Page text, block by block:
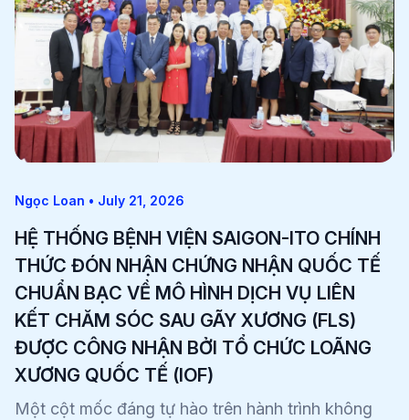
Ngọc Loan • July 21, 2026
HỆ THỐNG BỆNH VIỆN SAIGON-ITO CHÍNH
THỨC ĐÓN NHẬN CHỨNG NHẬN QUỐC TẾ
CHUẨN BẠC VỀ MÔ HÌNH DỊCH VỤ LIÊN
KẾT CHĂM SÓC SAU GÃY XƯƠNG (FLS)
ĐƯỢC CÔNG NHẬN BỞI TỔ CHỨC LOÃNG
XƯƠNG QUỐC TẾ (IOF)
Một cột mốc đáng tự hào trên hành trình không